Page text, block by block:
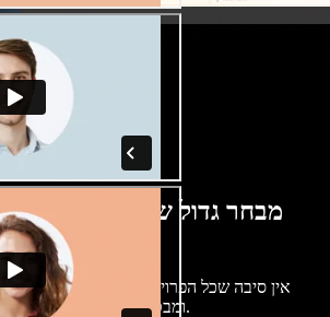
מבחר גדול של קולות נשים
מבטאים
אין סיבה שכל הפרויקטים יישמעו אותו
ומבטאים של בינה מלאכותית והתאימו אותם אליכם.